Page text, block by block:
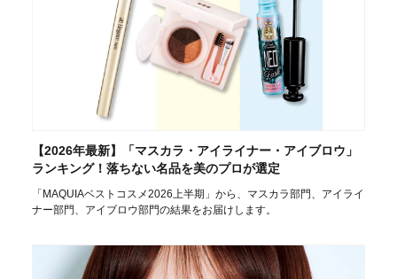
【2026年最新】「マスカラ・アイライナー・アイブロウ」
ランキング！落ちない名品を美のプロが選定
「MAQUIAベストコスメ2026上半期」から、マスカラ部門、アイライ
ナー部門、アイブロウ部門の結果をお届けします。